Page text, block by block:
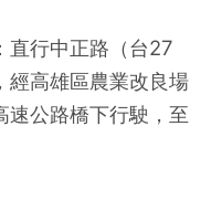
直行中正路（台27
經高雄區農業改良場
速公路橋下行駛，至